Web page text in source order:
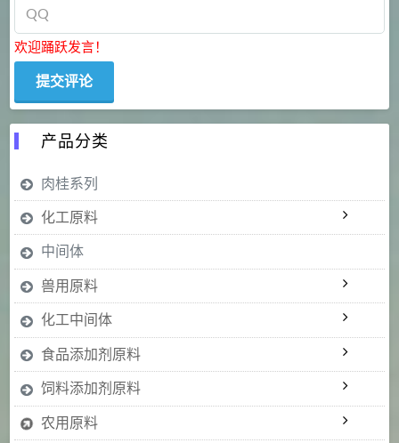
欢迎踊跃发言！
产品分类
肉桂系列
化工原料
中间体
兽用原料
化工中间体
食品添加剂原料
饲料添加剂原料
农用原料